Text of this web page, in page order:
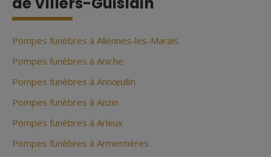
Pompes funèbres à Allennes-les-Marais
Pompes funèbres à Aniche
Pompes funèbres à Annœullin
Pompes funèbres à Anzin
Pompes funèbres à Arleux
Pompes funèbres à Armentières